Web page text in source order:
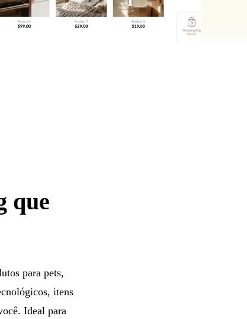
que
para pets,
itens
Ideal para